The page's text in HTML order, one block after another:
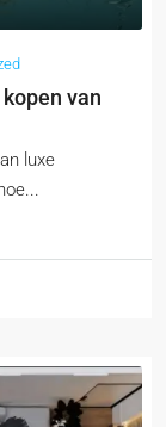
van
luxe